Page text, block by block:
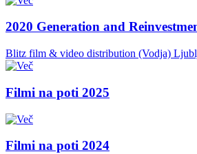
2020 Generation and
Blitz film & video distribution (Vodja)
Filmi na poti 2025
Filmi na poti 2024